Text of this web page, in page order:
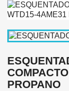
PROPANO